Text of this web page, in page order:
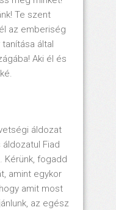
Te szent
az emberiség
által
Aki él és
áldozat
Fiad
fogadd
amint egykor
amit most
az egész